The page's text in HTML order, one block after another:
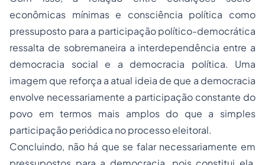
econômicas mínimas e consciência política como
pressuposto para a participação político-democrática
ressalta de sobremaneira a interdependência entre a
democracia social e a democracia política. Uma
imagem que reforça a atual ideia de que a democracia
envolve necessariamente a participação constante do
povo em termos mais amplos do que a simples
participação periódica no processo eleitoral.
Concluindo, não há que se falar necessariamente em